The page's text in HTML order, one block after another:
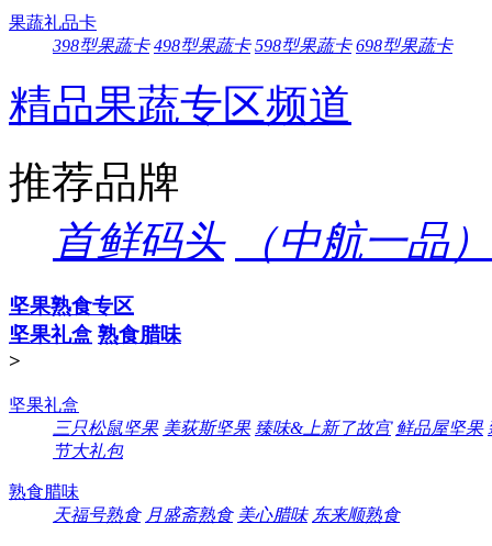
果蔬礼品卡
398型果蔬卡 498型果蔬卡 598型果蔬卡 698型果蔬卡
精品果蔬专区频道
推荐品牌
首鲜码头
（中航一品）
坚果熟食专区
坚果礼盒 熟食腊味
>
坚果礼盒
三只松鼠坚果 美荻斯坚果 臻味&上新了故宫 鲜品屋坚果
节大礼包
熟食腊味
天福号熟食 月盛斋熟食 美心腊味 东来顺熟食